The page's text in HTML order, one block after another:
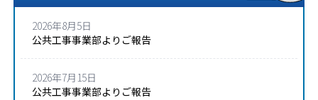
2026年8月5日
公共工事事業部よりご報告
2026年7月15日
公共工事事業部よりご報告